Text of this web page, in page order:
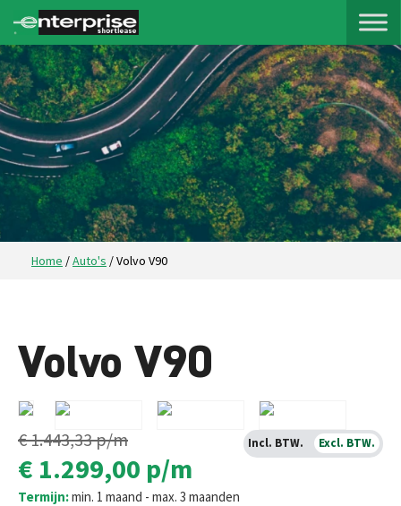
Home /Auto's /Volvo V90
Volvo V90
€ 1.443,33p/m
€ 1.299,00 p/m
Termijn:min. 1 maand - max. 3 maanden
Incl. BTW. Excl. BTW.